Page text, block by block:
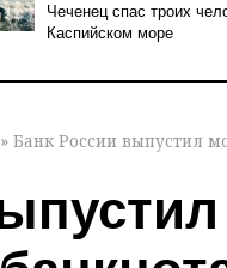
Чеченец спас троих
Каспийском море
» Банк России выпустил